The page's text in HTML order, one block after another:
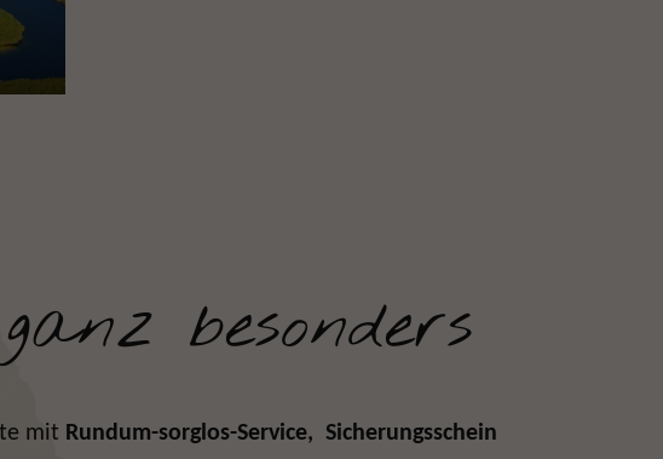
besonders
mit Rundum-sorglos-Service, Sicherungsschein